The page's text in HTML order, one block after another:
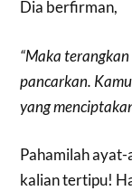
Dia berfirman,
“Maka
pancarkan.
yang
Pahamilah
kalian tertipu!